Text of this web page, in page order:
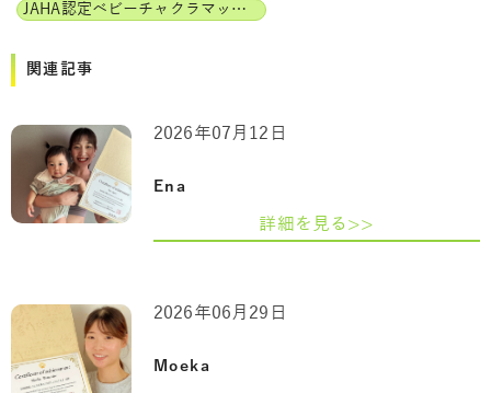
JAHA認定ベビーチャクラマッサージインストラクター
関連記事
Ena
2026年07月12日
詳細を見る>>
Moeka
2026年06月29日